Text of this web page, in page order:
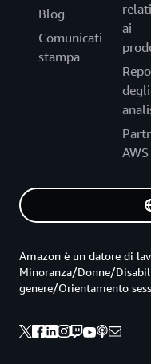
Blog
Comunicati
stampa
ai
degli
AWS
Amazon è un datore di
Minoranza/Donne/
genere/Orientamento